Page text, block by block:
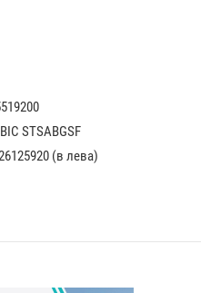
STSABGSF
(в лева)